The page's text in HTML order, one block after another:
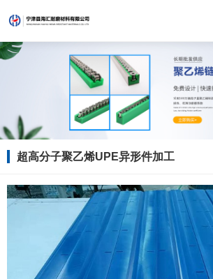
超高分子聚乙烯UPE异形件加工